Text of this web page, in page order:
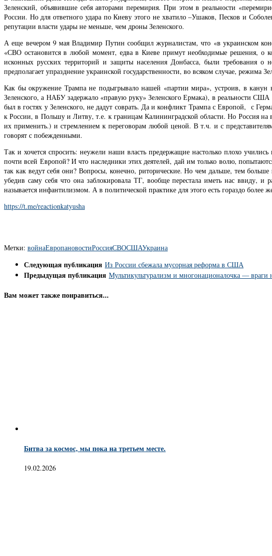
Зеленский, объявившие себя авторами перемирия. При этом в реальности
России. Но для ответного удара по Киеву этого не хватило –Ушаков, Песков и
репутации власти удары не меньше, чем дроны Зеленского.
А еще вечером 9 мая Владимир Путин сообщил журналистам, что «в украинском
«СВО остановится в любой момент, едва в Киеве примут необходимые решения, о
исконных русских территорий и защиты населения Донбасса, были требования
предполагает упразднение украинской государственности, во всяком случае,
Как бы окружение Трампа не подыгрывало нашей «партии мира», устроив, в канун
Зеленского, а НАБУ задержало «правую руку» Зеленского Ермака), в реальности
был в гостях у Зеленского, не дадут соврать. Да и конфликт Трампа с Европой, с
к России, в Польшу и Литву, т.е. к границам Калининградской области. Но Россия на
их применить.) и стремлением к переговорам любой ценой. В т.ч. и с
говорят с побежденными.
Так и хочется спросить: неужели наши власть предержащие настолько плохо
почти всей Европой? И что наследники этих деятелей, дай им только волю,
так как ведут себя они? Вопросы, конечно, риторические. Но чем дальше, тем
убедив саму себя что она заблокировала ТГ, вообще перестала иметь нас ввиду,
называется инфантилизмом. А в политической практике для этого есть гораздо
https://t.me/reactionkatyusha
Метки: войнаЕвропановостиРоссияСВОСШАУкраина
Следующая публикация Из России сбежала мусорная реформа в США
Предыдущая публикация Мультикультурализм и многонационалочка — враги
Вам может также понравиться...
Битва за космос, мы пока на третьем месте.
19.02.2026